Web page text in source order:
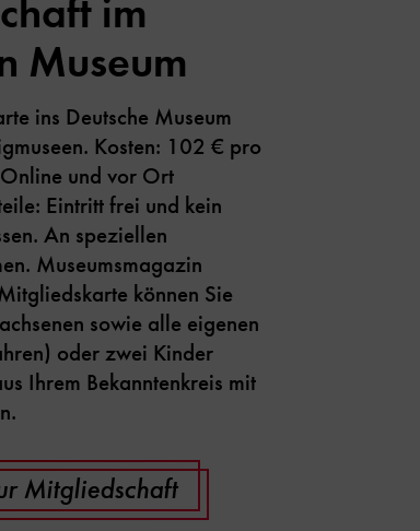
im
Museum
ins Deutsche Museum
Kosten: 102 € pro
und vor Ort
Eintritt frei und kein
An speziellen
Museumsmagazin
können Sie
sowie alle eigenen
oder zwei Kinder
Ihrem Bekanntenkreis mit
Mitgliedschaft